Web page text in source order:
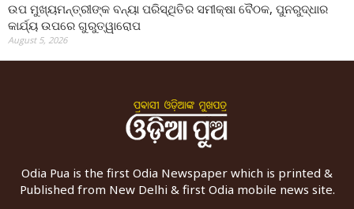
ଉପ ମୁଖ୍ୟମନ୍ତ୍ରୀଙ୍କ ବନ୍ୟା ପରିସ୍ଥିତିର ସମୀକ୍ଷା ବୈଠକ, ପୁନରୁଦ୍ଧାର
କାର୍ଯ୍ୟ ଉପରେ ଗୁରୁତ୍ୱାରୋପ
August 5, 2026
Odia Pua is the first Odia Newspaper which is printed &
Published from New Delhi & first Odia mobile news site.